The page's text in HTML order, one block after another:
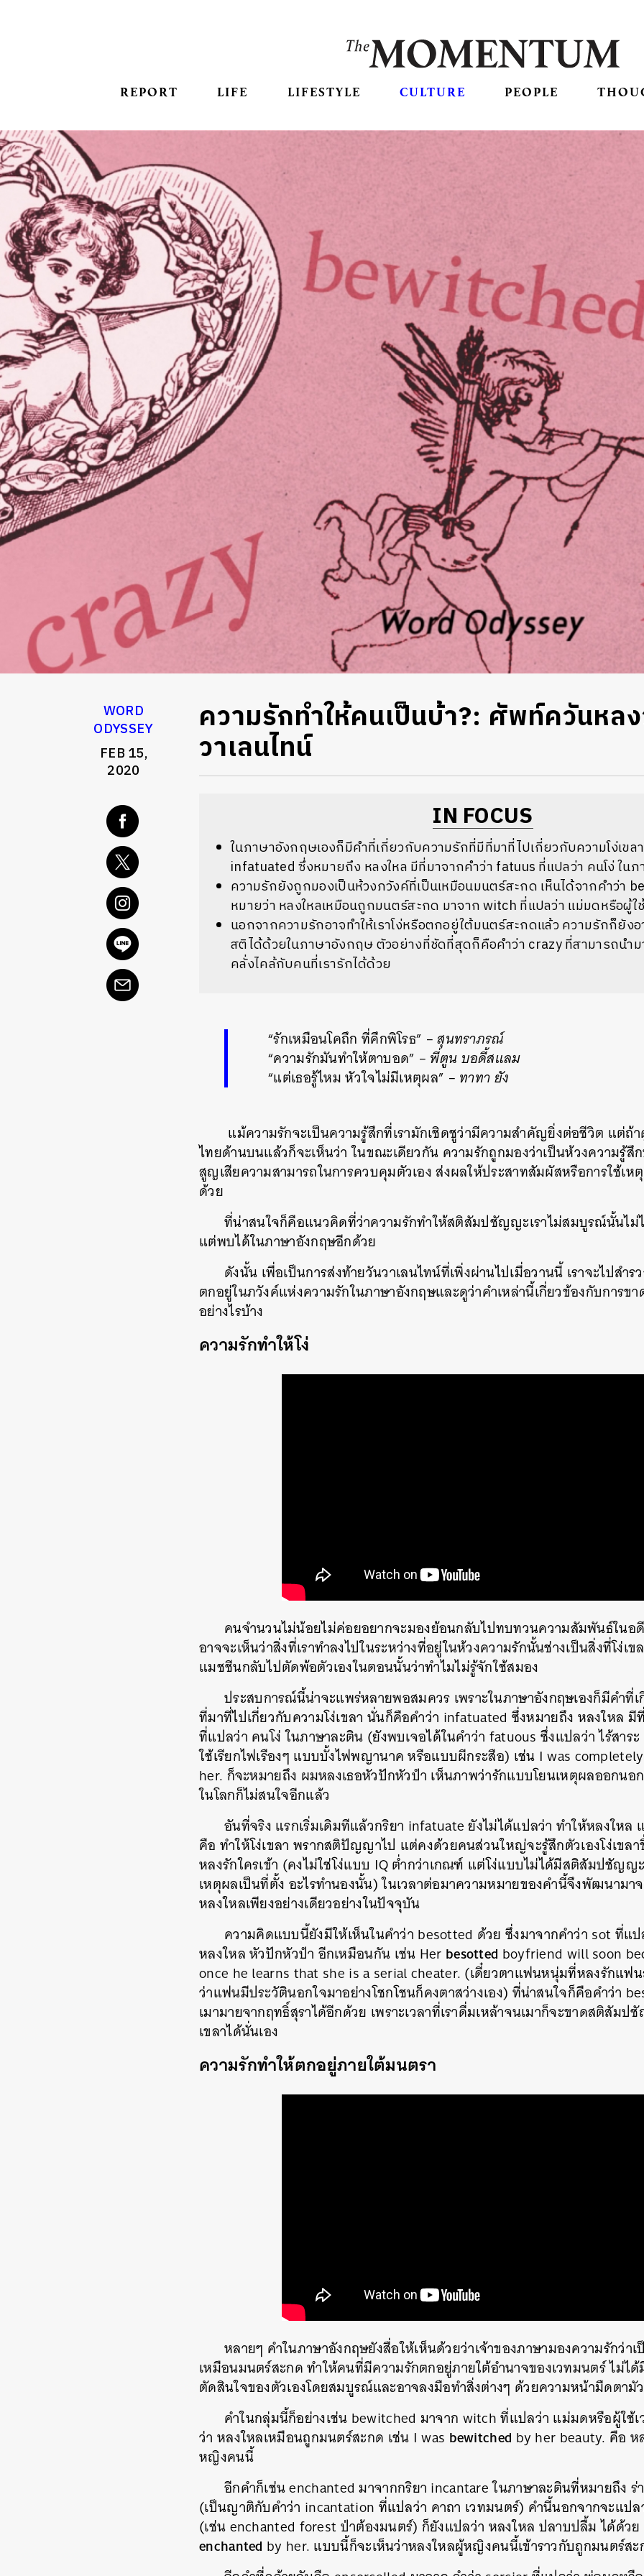
REPORT LIFE LIFESTYLE CULTURE PEOPLE
WORD
ODYSSEY
FEB 15,
2020
ความรักทำให้คนเป็นบ้า?: ศัพท์ควันหล
วาเลนไทน์
IN FOCUS
ในภาษาอังกฤษเองก็มีคำที่เกี่ยวกับความรักที่มีที่มาที่ไปเกี่ยวกับความโง่เขล
infatuated ซึ่งหมายถึง หลงใหล มีที่มาจากคำว่า fatuus ที่แปลว่า คนโง่ ใน
ความรักยังถูกมองเป็นห้วงภวังค์ที่เป็นเหมือนมนตร์สะกด เห็นได้จากคำว่า
หมายว่า หลงใหลเหมือนถูกมนตร์สะกด มาจาก witch ที่แปลว่า แม่มดหรือผู้ใ
นอกจากความรักอาจทำให้เราโง่หรือตกอยู่ใต้มนตร์สะกดแล้ว ความรักก็ยังอ
สติได้ด้วยในภาษาอังกฤษ ตัวอย่างที่ชัดที่สุดก็คือคำว่า crazy ที่สามารถนำม
คลั่งไคล้กับคนที่เรารักได้ด้วย
“รักเหมือนโคถึก ที่คึกพิโรธ” –สุนทราภรณ์
“ความรักมันทำให้ตาบอด” – พี่ตูน บอดี้สแลม
“แต่เธอรู้ไหม หัวใจไม่มีเหตุผล” – ทาทา ยัง
แม้ความรักจะเป็นความรู้สึกที่เรามักเชิดชูว่ามีความสำคัญยิ่งต่อชีวิต แต่ถ้า
ไทยด้านบนแล้วก็จะเห็นว่า ในขณะเดียวกัน ความรักถูกมองว่าเป็นห้วงความรู้สึ
สูญเสียความสามารถในการควบคุมตัวเอง ส่งผลให้ประสาทสัมผัสหรือการใช้เห
ด้วย
ที่น่าสนใจก็คือแนวคิดที่ว่าความรักทำให้สติสัมปชัญญะเราไม่สมบูรณ์นั้นไม่
แต่พบได้ในภาษาอังกฤษอีกด้วย
ดังนั้น เพื่อเป็นการส่งท้ายวันวาเลนไทน์ที่เพิ่งผ่านไปเมื่อวานนี้ เราจะไปสำ
ตกอยู่ในภวังค์แห่งความรักในภาษาอังกฤษและดูว่าคำเหล่านี้เกี่ยวข้องกับการ
อย่างไรบ้าง
ความรักทำให้โง่
คนจำนวนไม่น้อยไม่ค่อยอยากจะมองย้อนกลับไปทบทวนความสัมพันธ์ในอดี
อาจจะเห็นว่าสิ่งที่เราทำลงไปในระหว่างที่อยู่ในห้วงความรักนั้นช่างเป็นสิ่งที่โง่เ
แมชชีนกลับไปตัดพ้อตัวเองในตอนนั้นว่าทำไมไม่รู้จักใช้สมอง
ประสบการณ์นี้น่าจะแพร่หลายพอสมควร เพราะในภาษาอังกฤษเองก็มีคำที่
ที่มาที่ไปเกี่ยวกับความโง่เขลา นั่นก็คือคำว่า infatuated ซึ่งหมายถึง หลงใหล มี
ที่แปลว่า คนโง่ ในภาษาละติน (ยังพบเจอได้ในคำว่า fatuous ซึ่งแปลว่า ไร้สาร
ใช้เรียกไฟเรืองๆ แบบบั้งไฟพญานาค หรือแบบผีกระสือ) เช่น I was completely
her. ก็จะหมายถึง ผมหลงเธอหัวปักหัวปำ เห็นภาพว่ารักแบบโยนเหตุผลออกนอ
ในโลกก็ไม่สนใจอีกแล้ว
อันที่จริง แรกเริ่มเดิมทีแล้วกริยา infatuate ยังไม่ได้แปลว่า ทำให้หลงใหล
คือ ทำให้โง่เขลา พรากสติปัญญาไป แต่คงด้วยคนส่วนใหญ่จะรู้สึกตัวเองโง่เขล
หลงรักใครเข้า (คงไม่ใช่โง่แบบ IQ ต่ำกว่าเกณฑ์ แต่โง่แบบไม่ได้มีสติสัมปชัญญ
เหตุผลเป็นที่ตั้ง อะไรทำนองนั้น) ในเวลาต่อมาความหมายของคำนี้จึงพัฒนามา
หลงใหลเพียงอย่างเดียวอย่างในปัจจุบัน
ความคิดแบบนี้ยังมีให้เห็นในคำว่า besotted ด้วย ซึ่งมาจากคำว่า sot ที่แ
หลงใหล หัวปักหัวปำ อีกเหมือนกัน เช่น Her besotted boyfriend will soon
once he learns that she is a serial cheater. (เดี๋ยวตาแฟนหนุ่มที่หลงรักแฟ
ว่าแฟนมีประวัตินอกใจมาอย่างโชกโชนก็คงตาสว่างเอง) ที่น่าสนใจก็คือคำว่า
เมามายจากฤทธิ์สุราได้อีกด้วย เพราะเวลาที่เราดื่มเหล้าจนเมาก็จะขาดสติสัม
เขลาได้นั่นเอง
ความรักทำให้ตกอยู่ภายใต้มนตรา
หลายๆ คำในภาษาอังกฤษยังสื่อให้เห็นด้วยว่าเจ้าของภาษามองความรักว่า
เหมือนมนตร์สะกด ทำให้คนที่มีความรักตกอยู่ภายใต้อำนาจของเวทมนตร์ ไม่ได้
ตัดสินใจของตัวเองโดยสมบูรณ์และอาจลงมือทำสิ่งต่างๆ ด้วยความหน้ามืดตามัว
คำในกลุ่มนี้ก็อย่างเช่น bewitched มาจาก witch ที่แปลว่า แม่มดหรือผู้ใช้
ว่า หลงใหลเหมือนถูกมนตร์สะกด เช่น I was bewitched by her beauty. คือ
หญิงคนนี้
อีกคำก็เช่น enchanted มาจากกริยา incantare ในภาษาละตินที่หมายถึง
(เป็นญาติกับคำว่า incantation ที่แปลว่า คาถา เวทมนตร์) คำนี้นอกจากจะแป
(เช่น enchanted forest ป่าต้องมนตร์) ก็ยังแปลว่า หลงใหล ปลาบปลื้ม ได้ด้วย
enchanted by her. แบบนี้ก็จะเห็นว่าหลงใหลผู้หญิงคนนี้เข้าราวกับถูกมนตร์ส
SHARE TWEET LINE EMAIL